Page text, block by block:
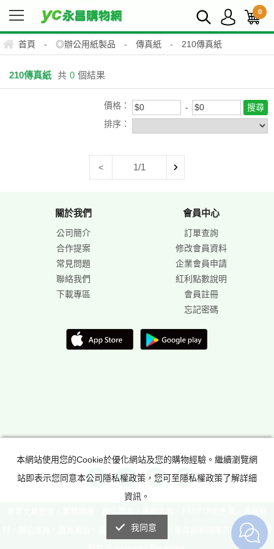
0
首頁 - ◎辦公用紙製品 - 傳真紙 - 210傳真紙
210傳真紙 共 0 個結果
價格：
排序：
< 1/1
關於我們
公司簡介
合作提案
常見問題
聯絡我們
下載專區
會員中心
訂單查詢
修改會員資料
企業會員申請
紅利點數說明
會員註冊
忘記密碼
材，辦公傢具，體育用品，滿足所有辦公室需求! 永昌創新國際有限公司 版權
本網站使用您的Cookie於優化網站及您的購物經驗。繼續瀏覽網
站即表示您同意本公司隱私權政策，您可至隱私權政策了解詳細
資訊。
我同意